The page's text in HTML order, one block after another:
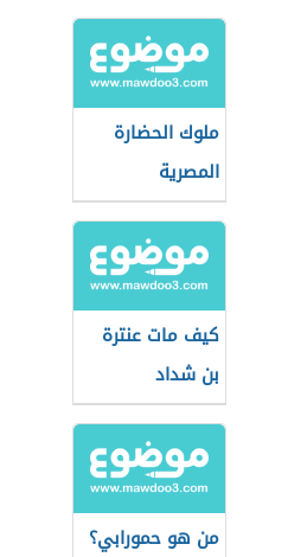
ملوك الحضارة
المصرية
كيف مات عنترة
بن شداد
من هو حمورابي؟